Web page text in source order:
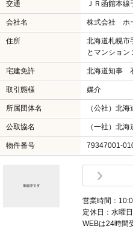
交通 ＪＲ函館本
会社名 株式会社 ホ
住所
北海道札幌
とマンション
宅建免許 北海道知事
取引態様 媒介
所属団体名 （公社）北
公取協名 （一社）北
物件番号 79347001-
営業時間：
定休日：水曜
WEBは24時間